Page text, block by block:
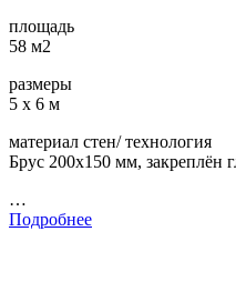
площадь
58 м2
размеры
5 х 6 м
материал стен/ технология
Брус 200х150 мм, закреплён
…
Подробнее